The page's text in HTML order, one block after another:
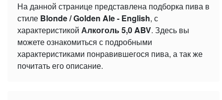
На данной странице представлена подборка пива в
стиле Blonde / Golden Ale - English, с
характеристикой Алкоголь 5,0 ABV. Здесь вы
можете ознакомиться с подробными
характеристиками понравившегося пива, а так же
почитать его описание.